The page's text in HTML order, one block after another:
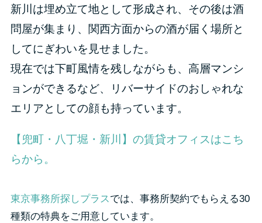
新川は埋め立て地として形成され、その後は酒
問屋が集まり、関西方面からの酒が届く場所と
してにぎわいを見せました。
現在では下町風情を残しながらも、高層マンシ
ョンができるなど、リバーサイドのおしゃれな
エリアとしての顔も持っています。
【兜町・八丁堀・新川】の賃貸オフィスはこち
らから。
東京事務所探しプラスでは、事務所契約でもらえる30
種類の特典をご用意しています。